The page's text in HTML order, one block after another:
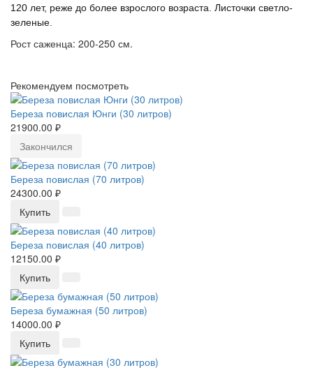
120 лет, реже до более взрослого возраста. Листочки светло-
зеленые.
Рост саженца: 200-250 см.
Рекомендуем посмотреть
Береза повислая Юнги (30 литров)
21900.00 ₽
Закончился
Береза повислая (70 литров)
24300.00 ₽
Купить
Береза повислая (40 литров)
12150.00 ₽
Купить
Береза бумажная (50 литров)
14000.00 ₽
Купить